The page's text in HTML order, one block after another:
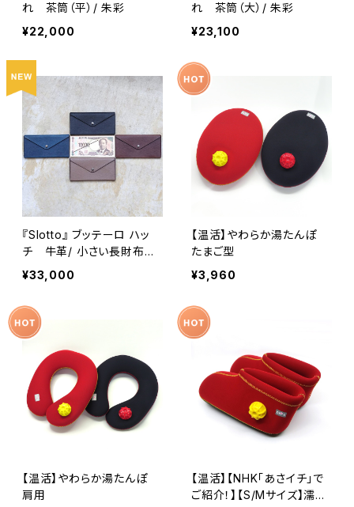
れ 茶筒（平）/ 朱彩
¥22,000
れ 茶筒（大）/ 朱彩
¥23,100
『Slotto』 ブッテーロ ハッ
チ 牛革/ 小さい長財布
ミニ長財布
¥33,000
【温活】やわらか湯たんぽ
たまご型
¥3,960
【温活】やわらか湯たんぽ
肩用
【温活】【NHK「あさイチ」で
ご紹介！】【S/Mサイズ】濡れ